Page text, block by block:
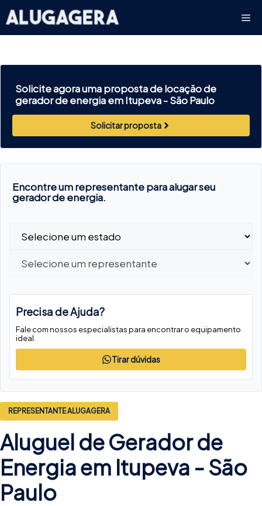
para
o
Solicite agora uma proposta de locação de
gerador de energia em Itupeva -São Paulo
Solicitar proposta
Encontre um representante para alugar seu
gerador de energia.
Precisa de Ajuda?
Fale com nossos especialistas para encontrar o equipamento
ideal.
Tirar dúvidas
REPRESENTANTE ALUGAGERA
Aluguel de Gerador de
Energia em Itupeva - São
Paulo